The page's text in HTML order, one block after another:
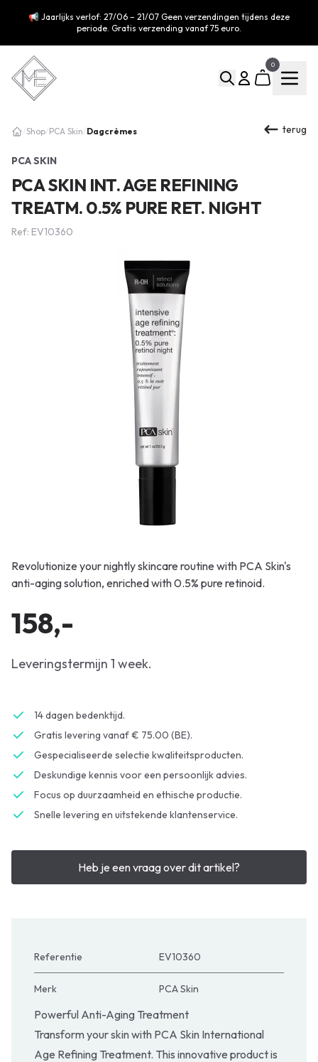
📢 Jaarlijks verlof: 27/06 – 21/07 Geen verzendingen tijdens deze
periode. Gratis verzending vanaf 75 euro.
0
/Shop/ PCA Skin/ Dagcrèmes terug
PCA SKIN
PCA SKIN INT. AGE REFINING
TREATM. 0.5% PURE RET. NIGHT
Ref: EV10360
Revolutionize your nightly skincare routine with PCA Skin's
anti-aging solution, enriched with 0.5% pure retinoid.
158,-
Leveringstermijn 1 week.
14 dagen bedenktijd.
Gratis levering vanaf € 75.00 (BE).
Gespecialiseerde selectie kwaliteitsproducten.
Deskundige kennis voor een persoonlijk advies.
Focus op duurzaamheid en ethische productie.
Snelle levering en uitstekende klantenservice.
Heb je een vraag over dit artikel?
Referentie EV10360
Merk PCA Skin
Powerful Anti-Aging Treatment
Transform your skin with PCA Skin International
Age Refining Treatment. This innovative product is